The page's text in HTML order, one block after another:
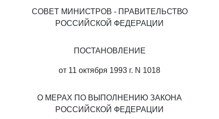
СОВЕТ МИНИСТРОВ - ПРАВИТЕЛЬСТВО
РОССИЙСКОЙ ФЕДЕРАЦИИ
ПОСТАНОВЛЕНИЕ
от 11 октября 1993 г. N 1018
О МЕРАХ ПО ВЫПОЛНЕНИЮ ЗАКОНА
РОССИЙСКОЙ ФЕДЕРАЦИИ